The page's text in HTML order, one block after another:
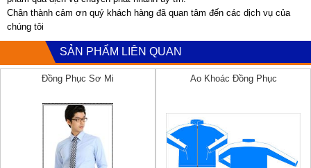
Chân thành cảm ơn quý khách hàng đã quan tâm đến các dịch vụ của
chúng tôi
SẢN PHẨM LIÊN QUAN
Đồng Phục Sơ Mi Ao Khoác Đồng Phục